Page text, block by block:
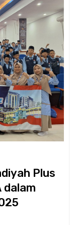
Plus
dalam